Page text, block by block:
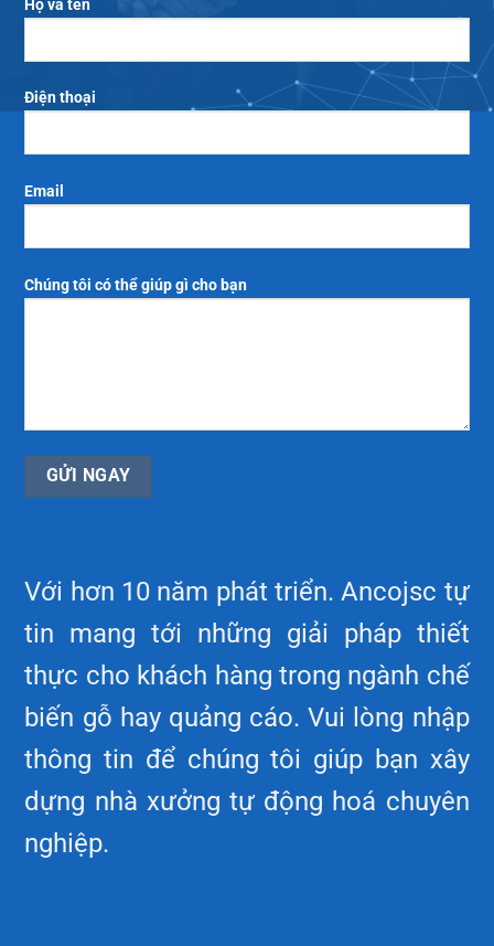
Họ và tên
Điện thoại
Email
Chúng tôi có thể giúp gì cho bạn
Với hơn 10 năm phát triển. Ancojsc tự
tin mang tới những giải pháp thiết
thực cho khách hàng trong ngành chế
biến gỗ hay quảng cáo. Vui lòng nhập
thông tin để chúng tôi giúp bạn xây
dựng nhà xưởng tự động hoá chuyên
nghiệp.